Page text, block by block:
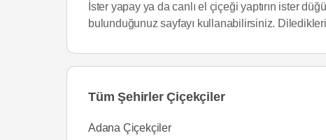
İster yapay ya da canlı el çiçeği yaptırın ister
bulunduğunuz sayfayı kullanabilirsiniz.
Tüm Şehirler Çiçekçiler
Adana Çiçekçiler